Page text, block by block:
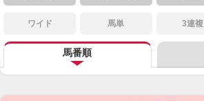
ワイド 馬単 3連複
馬番順